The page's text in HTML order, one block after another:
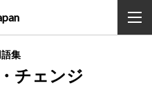
集
チェンジ